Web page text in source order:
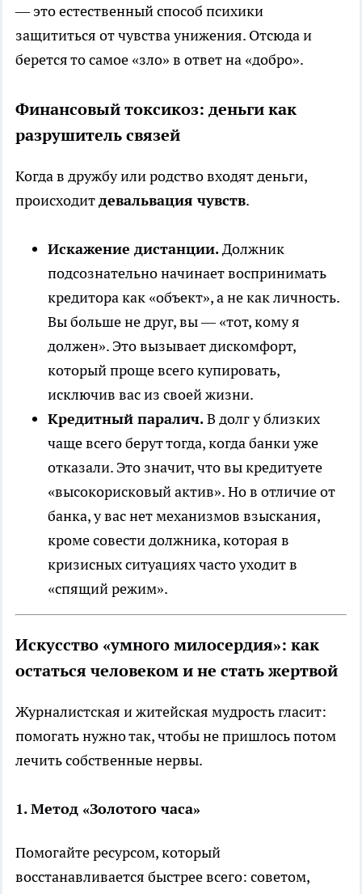
— это естественный способ психики
защититься от чувства унижения. Отсюда и
берется то самое «зло» в ответ на «добро».
Финансовый токсикоз: деньги как
разрушитель связей
Когда в дружбу или родство входят деньги,
происходитдевальвация чувств.
Искажение дистанции.Должник
подсознательно начинает воспринимать
кредитора как «объект», а не как личность.
Вы больше не друг, вы — «тот, кому я
должен». Это вызывает дискомфорт,
который проще всего купировать,
исключив вас из своей жизни.
Кредитный паралич.В долг у близких
чаще всего берут тогда, когда банки уже
отказали. Это значит, что вы кредитуете
«высокорисковый актив». Но в отличие от
банка, у вас нет механизмов взыскания,
кроме совести должника, которая в
кризисных ситуациях часто уходит в
«спящий режим».
Искусство «умного милосердия»: как
остаться человеком и не стать жертвой
Журналистская и житейская мудрость гласит:
помогать нужно так, чтобы не пришлось потом
лечить собственные нервы.
1. Метод «Золотого часа»
Помогайте ресурсом, который
восстанавливается быстрее всего: советом,